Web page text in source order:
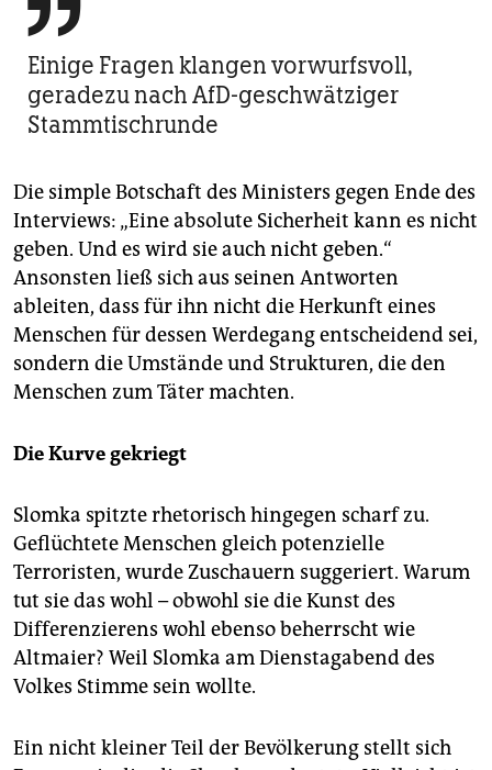

Einige Fragen ­klangen vorwurfsvoll,
geradezu nach AfD-geschwätziger
Stammtischrunde
Die simple Botschaft des Ministers gegen Ende des
Interviews: „Eine absolute Sicherheit kann es nicht
geben. Und es wird sie auch nicht geben.“
Ansonsten ließ sich aus seinen Antworten
ableiten, dass für ihn nicht die Herkunft eines
Menschen für dessen Werdegang entscheidend sei,
sondern die Umstände und Strukturen, die den
Menschen zum Täter machten.
Die Kurve gekriegt
Slomka spitzte rhetorisch hingegen scharf zu.
Geflüchtete Menschen gleich potenzielle
Terroristen, wurde Zuschauern suggeriert. Warum
tut sie das wohl – obwohl sie die Kunst des
Differenzierens wohl ebenso beherrscht wie
Altmaier? Weil Slomka am Dienstagabend des
Volkes Stimme sein wollte.
Ein nicht kleiner Teil der Bevölkerung stellt sich